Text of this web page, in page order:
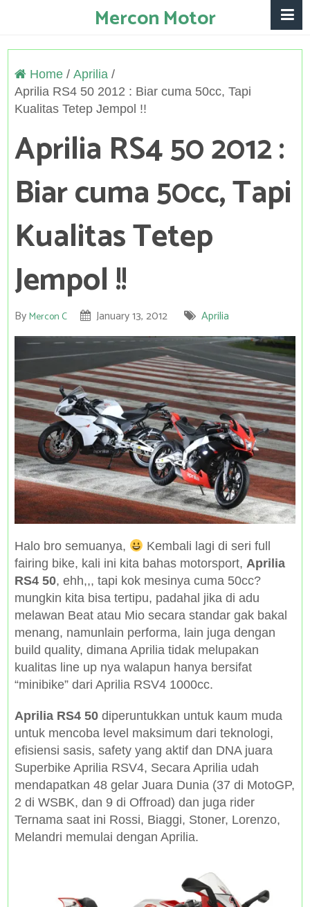
Mercon Motor
Home/ Aprilia/
Aprilia RS4 50 2012 : Biar cuma 50cc, Tapi
Kualitas Tetep Jempol !!
Aprilia RS4 50 2012 :
Biar cuma 50cc, Tapi
Kualitas Tetep
Jempol !!
ByMercon C January 13, 2012 Aprilia
Halo bro semuanya,
Kembali lagi di seri full
fairing bike, kali ini kita bahas motorsport, Aprilia
RS4 50, ehh,,, tapi kok mesinya cuma 50cc?
mungkin kita bisa tertipu, padahal jika di adu
melawan Beat atau Mio secara standar gak bakal
menang, namunlain performa, lain juga dengan
build quality, dimana Aprilia tidak melupakan
kualitas line up nya walapun hanya bersifat
“minibike” dari Aprilia RSV4 1000cc.
Aprilia RS4 50diperuntukkan untuk kaum muda
untuk mencoba level maksimum dari teknologi,
efisiensi sasis, safety yang aktif dan DNA juara
Superbike Aprilia RSV4, Secara Aprilia udah
mendapatkan 48 gelar Juara Dunia (37 di MotoGP,
2 di WSBK, dan 9 di Offroad) dan juga rider
Ternama saat ini Rossi, Biaggi, Stoner, Lorenzo,
Melandri memulai dengan Aprilia.